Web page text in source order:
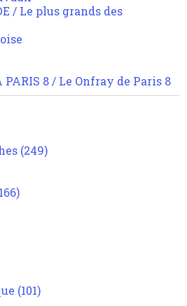
/ Le plus grands des
PARIS 8 / Le Onfray de Paris 8
(249)
(101)